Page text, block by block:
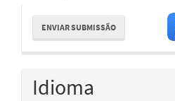
Enviar
Submissão
ENVIAR SUBMISSÃO
Idioma